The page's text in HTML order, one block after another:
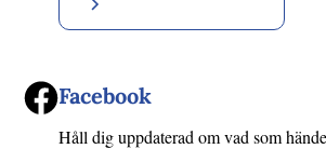
Facebook
Håll dig uppdaterad om vad som